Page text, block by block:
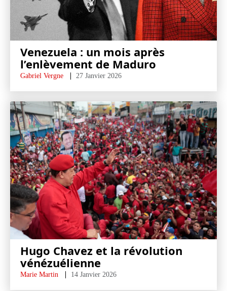
Venezuela : un mois après
l’enlèvement de Maduro
Gabriel Vergne 27 Janvier 2026
Hugo Chavez et la révolution
vénézuélienne
Marie Martin 14 Janvier 2026